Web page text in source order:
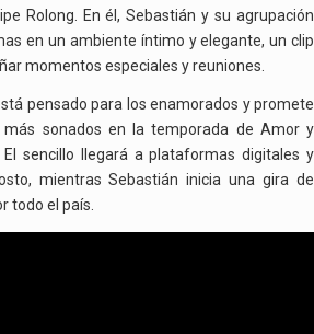
Rolong. En él, Sebastián y su agrupación
en un ambiente íntimo y elegante, un clip
momentos especiales y reuniones.
pensado para los enamorados y promete
sonados en la temporada de Amor y
sencillo llegará a plataformas digitales y
mientras Sebastián inicia una gira de
todo el país.